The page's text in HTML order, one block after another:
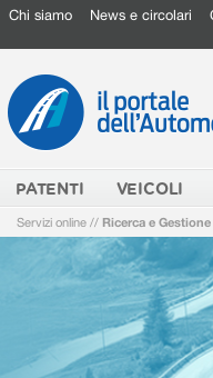
Chi siamo News e circolari
PATENTI VEICOLI
Servizi online // Ricerca e